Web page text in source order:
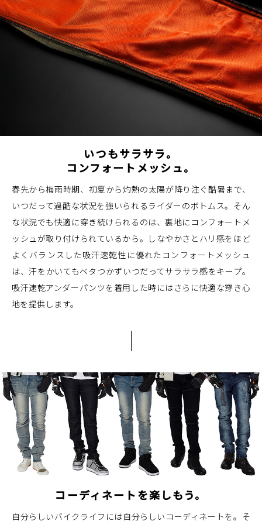
いつもサラサラ。
コンフォートメッシュ。
春先から梅雨時期、初夏から灼熱の太陽が降り注ぐ酷暑まで、
いつだって過酷な状況を強いられるライダーのボトムス。そん
な状況でも快適に穿き続けられるのは、裏地にコンフォートメ
ッシュが取り付けられているから。しなやかさとハリ感をほど
よくバランスした吸汗速乾性に優れたコンフォートメッシュ
は、汗をかいてもベタつかずいつだってサラサラ感をキープ。
吸汗速乾アンダーパンツを着用した時にはさらに快適な穿き心
地を提供します。
コーディネートを楽しもう。
自分らしいバイクライフには自分らしいコーディネートを。そ